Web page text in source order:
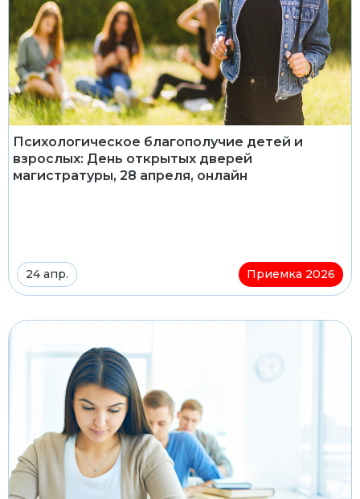
Психологическое благополучие детей и
взрослых: День открытых дверей
магистратуры, 28 апреля, онлайн
24 апр. Приемка 2026